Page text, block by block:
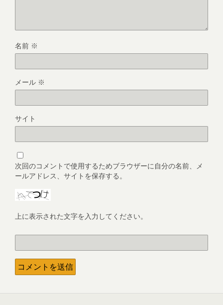
名前 ※
メール ※
サイト
次回のコメントで使用するためブラウザーに自分の名前、メ
ールアドレス、サイトを保存する。
上に表示された文字を入力してください。